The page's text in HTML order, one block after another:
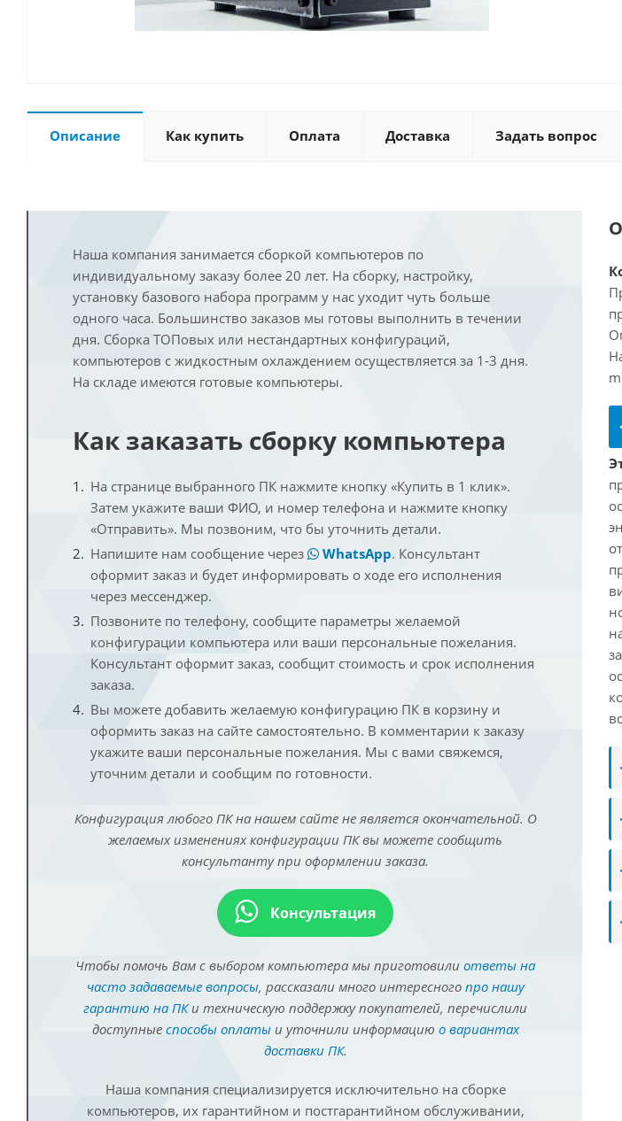
Описание Как купить Оплата Доставка Задать вопрос
Наша компания занимается сборкой компьютеров по
индивидуальному заказу более 20 лет. На сборку, настройку,
установку базового набора программ у нас уходит чуть больше
одного часа. Большинство заказов мы готовы выполнить в течении
дня. Сборка ТОПовых или нестандартных конфигураций,
компьютеров с жидкостным охлаждением осуществляется за 1-3 дня.
На складе имеются готовые компьютеры.
Как заказать сборку компьютера
На странице выбранного ПК нажмите кнопку «Купить в 1 клик».
Затем укажите ваши ФИО, и номер телефона и нажмите кнопку
«Отправить». Мы позвоним, что бы уточнить детали.
Напишите нам сообщение через
WhatsApp. Консультант
оформит заказ и будет информировать о ходе его исполнения
через мессенджер.
Позвоните по телефону, сообщите параметры желаемой
конфигурации компьютера или ваши персональные пожелания.
Консультант оформит заказ, сообщит стоимость и срок исполнения
заказа.
Вы можете добавить желаемую конфигурацию ПК в корзину и
оформить заказ на сайте самостоятельно. В комментарии к заказу
укажите ваши персональные пожелания. Мы с вами свяжемся,
уточним детали и сообщим по готовности.
Конфигурация любого ПК на нашем сайте не является окончательной. О
желаемых изменениях конфигурации ПК вы можете сообщить
консультанту при оформлении заказа.
Консультация
Чтобы помочь Вам с выбором компьютера мы приготовили ответы на
часто задаваемые вопросы, рассказали много интересного про нашу
гарантию на ПКи техническую поддержку покупателей, перечислили
доступные способы оплатыи уточнили информацию о вариантах
доставки ПК.
Наша компания специализируется исключительно на сборке
компьютеров, их гарантийном и постгарантийном обслуживании,